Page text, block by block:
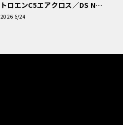
トロエンC5エアクロス／DS Nº4
読者一気乗りレポート
2026 6/24